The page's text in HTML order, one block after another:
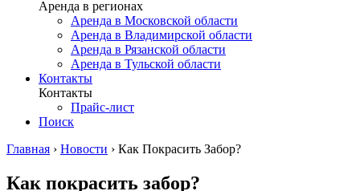
Аренда в регионах
Аренда в Московской области
Аренда в Владимирской области
Аренда в Рязанской области
Аренда в Тульской области
Контакты
Контакты
Прайс-лист
Поиск
Главная › Новости › Как Покрасить Забор?
Как покрасить забор?